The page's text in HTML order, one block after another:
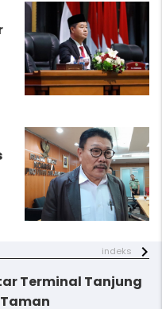
indeks
Terminal Tanjung